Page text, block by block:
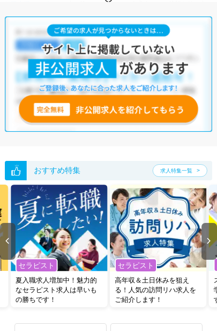
にお申し込みいただくと、全求人からご希望条件に合
葛飾区の医療事務求人では以下のような条件が人気です。
土日祝休・積極採用中・ 残業少なめ 正社員(正職員)
・クリニック・介護福祉施設・訪問リハビリ(在宅医療)
他の条件でも人気の求人がございますので、「こだわり条件」から検索
いただくか、お気軽にお問い合わせください。
全国の医療事務求人から検索いただくことも可能です。
無料転職支援サービス
にお申し込みいただくと、ご希望条件をヒアリン
グした上で求人をご提案いたします。
ご希望条件がまだ定まっていない方は人気の希望条件をピックアップし
い。
おすすめ特集 求人特集一覧
セラピスト
夏入職求人増加中！魅力的
なセラピスト求人は早いも
の勝ちです！
セラピスト
高年収＆土日休みを狙え
る！人気の訪問リハ求人を
ご紹介します！